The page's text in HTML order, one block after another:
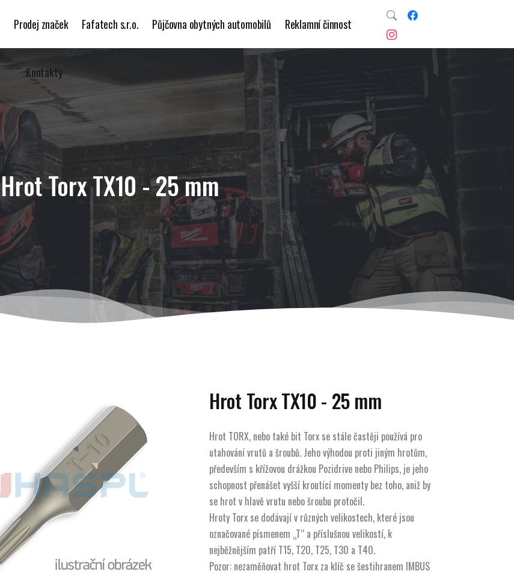
Prodej značek Fafatech s.r.o. Půjčovna obytných automobilů Reklamní činnost
Kontakty
Hrot Torx TX10 - 25 mm
Hrot Torx TX10 - 25 mm
Hrot TORX, nebo také bit Torx se stále častěji používá pro
utahování vrutů a šroubů. Jeho výhodou proti jiným hrotům,
především s křížovou drážkou Pozidrive nebo Philips, je jeho
schopnost přenášet vyšší kroutící momenty bez toho, aniž by
se hrot v hlavě vrutu nebo šroubu protočil.
Hroty Torx se dodávají v různých velikostech, které jsou
označované písmenem „T“ a příslušnou velikostí, k
nejběžnějším patří T15, T20, T25, T30 a T40.
Pozor: nezaměňovat hrot Torx za klíč se šestihranem IMBUS